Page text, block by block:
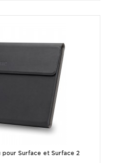
pour Surface et Surface 2